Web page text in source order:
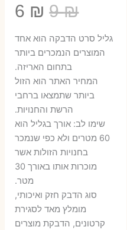
9₪
היה:
9 ₪.
6 ₪
6 ₪.
גליל סרט הדבקה הוא אחד
המוצרים הנמכרים ביותר
בתחום האריזה.
המחיר האתר הוא הזול
ביותר שתמצאו ברחבי
הרשת והחנויות.
שימו לב: אורך בגליל הוא
60 מטרים ולא כפי שנמכר
בחנויות הזולות אשר
מוכרות אותו באורך 30
מטר.
סוג הדבק חזק ואיכותי,
מומלץ מאד לסגירת
קרטונים, הדבקת מוצרים